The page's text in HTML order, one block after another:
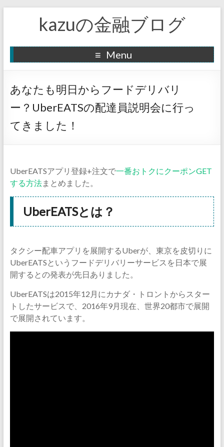
kazuの金融ブログ
Menu
あなたも明日からフードデリバリ
ー？UberEATSの配達員説明会に行っ
てきました！
UberEATSアプリ登録+注文で一番おトクにクーポンGET
する方法まとめました。
UberEATSとは？
タクシー配車アプリを展開するUberが、東京を皮切りに
UberEATSというフードデリバリーサービスを日本で展
開するとの発表が先日ありました。
UberEATSは2015年12月にカナダ・トロントからスター
トしたサービスで、2016年9月現在、世界20都市で展開
で展開されています。